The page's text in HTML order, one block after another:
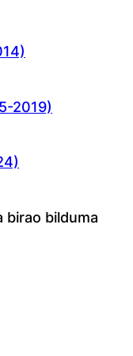
2019)
birao bilduma